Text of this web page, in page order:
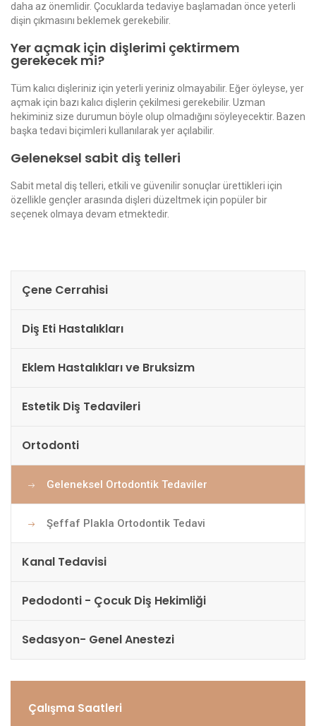
daha az önemlidir. Çocuklarda tedaviye başlamadan önce yeterli
dişin çıkmasını beklemek gerekebilir.
Yer açmak için dişlerimi çektirmem
gerekecek mi?
Tüm kalıcı dişleriniz için yeterli yeriniz olmayabilir. Eğer öyleyse, yer
açmak için bazı kalıcı dişlerin çekilmesi gerekebilir. Uzman
hekiminiz size durumun böyle olup olmadığını söyleyecektir. Bazen
başka tedavi biçimleri kullanılarak yer açılabilir.
Geleneksel sabit diş telleri
Sabit metal diş telleri, etkili ve güvenilir sonuçlar ürettikleri için
özellikle gençler arasında dişleri düzeltmek için popüler bir
seçenek olmaya devam etmektedir.
Çene Cerrahisi
Diş Eti Hastalıkları
Eklem Hastalıkları ve Bruksizm
Estetik Diş Tedavileri
Ortodonti
Geleneksel Ortodontik Tedaviler
Şeffaf Plakla Ortodontik Tedavi
Kanal Tedavisi
Pedodonti - Çocuk Diş Hekimliği
Sedasyon- Genel Anestezi
Çalışma Saatleri